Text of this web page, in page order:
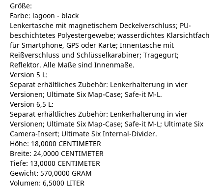
Größe:
Farbe: lagoon - black
Lenkertasche mit magnetischem Deckelverschluss; PU-
beschichtetes Polyestergewebe; wasserdichtes Klarsichtfach
für Smartphone, GPS oder Karte; Innentasche mit
Reißverschluss und Schlüsselkarabiner; Tragegurt;
Reflektor. Alle Maße sind Innenmaße.
Version 5 L:
Separat erhältliches Zubehör: Lenkerhalterung in vier
Versionen; Ultimate Six Map-Case; Safe-it M-L.
Version 6,5 L:
Separat erhältliches Zubehör: Lenkerhalterung in vier
Versionen; Ultimate Six Map-Case; Safe-it M-L; Ultimate Six
Camera-Insert; Ultimate Six Internal-Divider.
Höhe: 18,0000 CENTIMETER
Breite: 24,0000 CENTIMETER
Tiefe: 13,0000 CENTIMETER
Gewicht: 570,0000 GRAM
Volumen: 6,5000 LITER